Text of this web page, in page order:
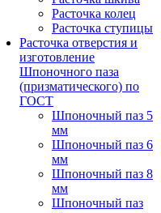
Расточка колец
Расточка ступицы
Расточка отверстия и
изготовление
Шпоночного паза
(призматического) по
ГОСТ
Шпоночный паз 5
мм
Шпоночный паз 6
мм
Шпоночный паз 8
мм
Шпоночный паз